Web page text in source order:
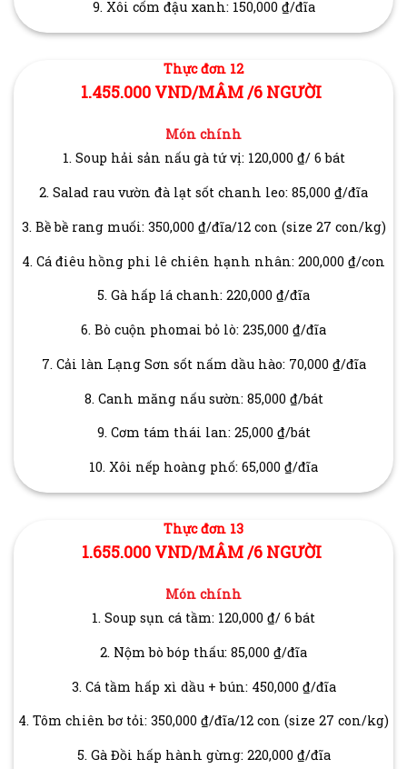
9. Xôi cốm đậu xanh: 150,000 ₫/đĩa
Thực đơn 12
1.455.000 VND/MÂM /6 NGƯỜI
Món chính
1. Soup hải sản nấu gà tứ vị: 120,000 ₫/ 6 bát
2. Salad rau vườn đà lạt sốt chanh leo: 85,000 ₫/đĩa
3. Bề bề rang muối: 350,000 ₫/đĩa/12 con (size 27 con/kg)
4. Cá điêu hồng phi lê chiên hạnh nhân: 200,000 ₫/con
5. Gà hấp lá chanh: 220,000 ₫/đĩa
6. Bò cuộn phomai bỏ lò: 235,000 ₫/đĩa
7. Cải làn Lạng Sơn sốt nấm dầu hào: 70,000 ₫/đĩa
8. Canh măng nấu sườn: 85,000 ₫/bát
9. Cơm tám thái lan: 25,000 ₫/bát
10. Xôi nếp hoàng phố: 65,000 ₫/đĩa
Thực đơn 13
1.655.000 VND/MÂM /6 NGƯỜI
Món chính
1. Soup sụn cá tầm: 120,000 ₫/ 6 bát
2. Nộm bò bóp thấu: 85,000 ₫/đĩa
3. Cá tầm hấp xì dầu + bún: 450,000 ₫/đĩa
4. Tôm chiên bơ tỏi: 350,000 ₫/đĩa/12 con (size 27 con/kg)
5. Gà Đồi hấp hành gừng: 220,000 ₫/đĩa